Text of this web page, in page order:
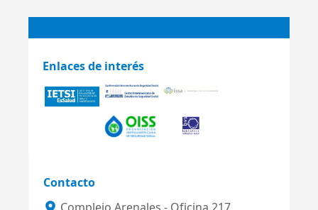
Enlaces de interés
Contacto